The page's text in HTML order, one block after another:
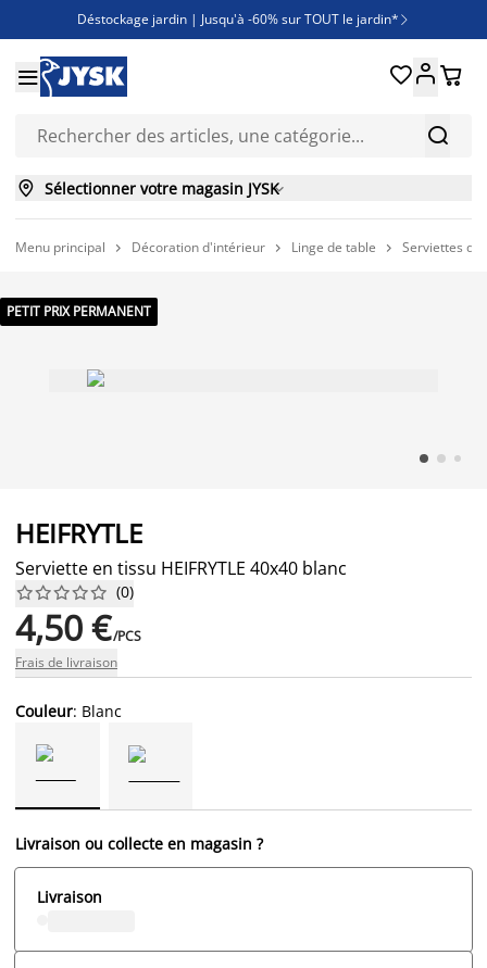
Déstockage jardin | Jusqu'à -60% sur TOUT le jardin* 
Jusqu'à -50% sur une sélection literie
Découvrez les nouveautés de la collection


 
 Sélectionner votre magasin JYSK
Menu principal  Décoration d'intérieur  Linge de table  Serviettes de
PETIT PRIX PERMANENT
HEIFRYTLE
Serviette en tissu HEIFRYTLE 40x40 blanc





 (0)
4,50 €/PCS
Frais de livraison
Couleur: Blanc
Livraison ou collecte en magasin ?
Livraison